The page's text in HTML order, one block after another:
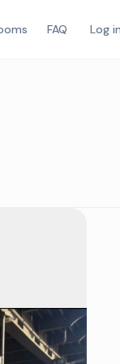
FAQ Log in